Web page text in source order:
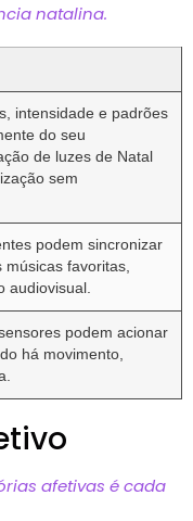
natalina.
intensidade e padrões
do seu
de luzes de Natal
sem
podem sincronizar
favoritas,
podem acionar
há movimento,
afetivas é cada